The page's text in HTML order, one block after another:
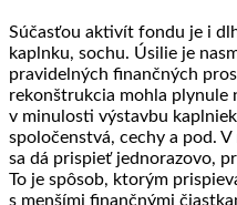
Súčasťou aktivít fondu je i
kaplnku, sochu. Úsilie je
pravidelných finančných
rekonštrukcia mohla plynule
v minulosti výstavbu
spoločenstvá, cechy a pod.
sa dá prispieť jednorazovo,
To je spôsob, ktorým
s menšími finančnými